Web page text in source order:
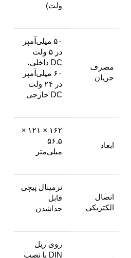
ولت)
مصرف
جریان
۵۰ میلی‌آمپر
در ۵ ولت
DC داخلی،
۶۰ میلی‌آمپر
در ۲۴ ولت
DC خارجی
ابعاد
۱۶۲ × ۱۲۱ ×
۵۶.۵
میلی‌متر
اتصال
الکتریکی
ترمینال پیچی
قابل
جداشدن
روی ریل
DIN یا نصب